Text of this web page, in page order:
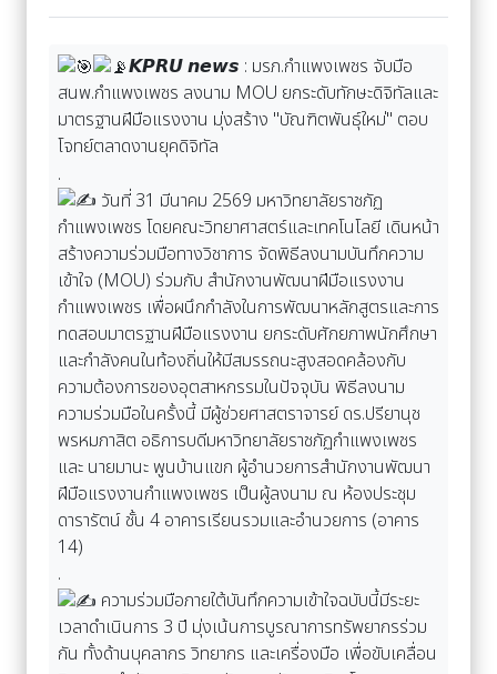
𝙆𝙋𝙍𝙐 𝙣𝙚𝙬𝙨 : มรภ.กำแพงเพชร จับมือ
สนพ.กำแพงเพชร ลงนาม MOU ยกระดับทักษะดิจิทัลและ
มาตรฐานฝีมือแรงงาน มุ่งสร้าง "บัณฑิตพันธุ์ใหม่" ตอบ
โจทย์ตลาดงานยุคดิจิทัล
.
วันที่ 31 มีนาคม 2569 มหาวิทยาลัยราชภัฏ
กำแพงเพชร โดยคณะวิทยาศาสตร์และเทคโนโลยี เดินหน้า
สร้างความร่วมมือทางวิชาการ จัดพิธีลงนามบันทึกความ
เข้าใจ (MOU) ร่วมกับ สำนักงานพัฒนาฝีมือแรงงาน
กำแพงเพชร เพื่อผนึกกำลังในการพัฒนาหลักสูตรและการ
ทดสอบมาตรฐานฝีมือแรงงาน ยกระดับศักยภาพนักศึกษา
และกำลังคนในท้องถิ่นให้มีสมรรถนะสูงสอดคล้องกับ
ความต้องการของอุตสาหกรรมในปัจจุบัน พิธีลงนาม
ความร่วมมือในครั้งนี้ มีผู้ช่วยศาสตราจารย์ ดร.ปรียานุช
พรหมภาสิต อธิการบดีมหาวิทยาลัยราชภัฏกำแพงเพชร
และ นายมานะ พูนบ้านแขก ผู้อำนวยการสำนักงานพัฒนา
ฝีมือแรงงานกำแพงเพชร เป็นผู้ลงนาม ณ ห้องประชุม
ดารารัตน์ ชั้น 4 อาคารเรียนรวมและอำนวยการ (อาคาร
14)
.
ความร่วมมือภายใต้บันทึกความเข้าใจฉบับนี้มีระยะ
เวลาดำเนินการ 3 ปี มุ่งเน้นการบูรณาการทรัพยากรร่วม
กัน ทั้งด้านบุคลากร วิทยากร และเครื่องมือ เพื่อขับเคลื่อน